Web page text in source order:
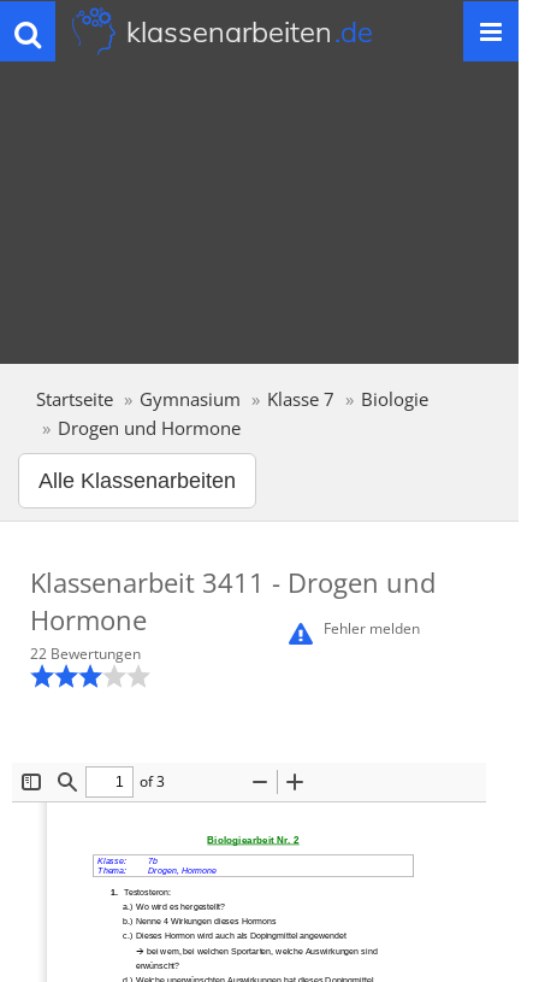
Toggle
navigation
klassenarbeiten.de
Startseite Gymnasium Klasse 7
Biologie
Drogen und Hormone
Alle Klassenarbeiten
Klassenarbeit 3411 - Drogen und
Hormone
Fehler melden
22 Bewertungen
ToggleFind
of 3
Zoom
Biologiearbeit Nr. 2
Klasse:
7b
Thema:
Drogen, Hormone
1.
Testosteron:
a.) Wo wird es hergestellt?
b.) Nenne 4 Wirkungen dieses Hormons
c.)  Dieses Hormon wird auch als Dopingmittel angewendet
Æ bei wem, bei welchen Sportarten, welche Auswirkungen sind
erwünscht?